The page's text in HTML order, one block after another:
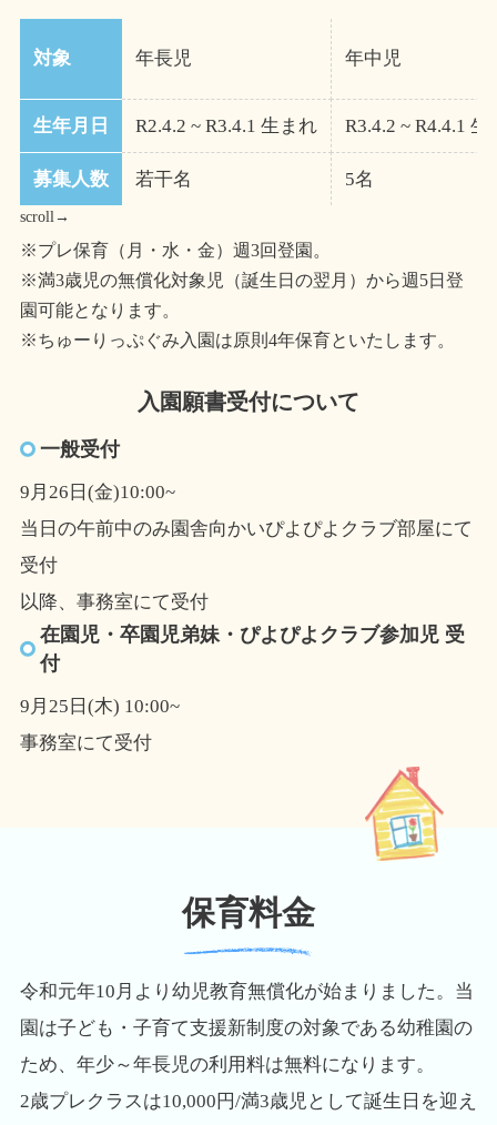
対象 年長児 年中児
生年月日 R2.4.2 ~ R3.4.1 生まれ R3.4.2 ~ R4.4.1 生
募集人数 若干名 5名
scroll→
※プレ保育（月・水・金）週3回登園。
※満3歳児の無償化対象児（誕生日の翌月）から週5日登
園可能となります。
※ちゅーりっぷぐみ入園は原則4年保育といたします。
入園願書受付について
一般受付
9月26日(金)10:00~
当日の午前中のみ園舎向かいぴよぴよクラブ部屋にて
受付
以降、事務室にて受付
在園児・卒園児弟妹・ぴよぴよクラブ参加児 受
付
9月25日(木) 10:00~
事務室にて受付
保育料金
令和元年10月より幼児教育無償化が始まりました。当
園は子ども・子育て支援新制度の対象である幼稚園の
ため、年少～年長児の利用料は無料になります。
2歳プレクラスは10,000円/満3歳児として誕生日を迎え